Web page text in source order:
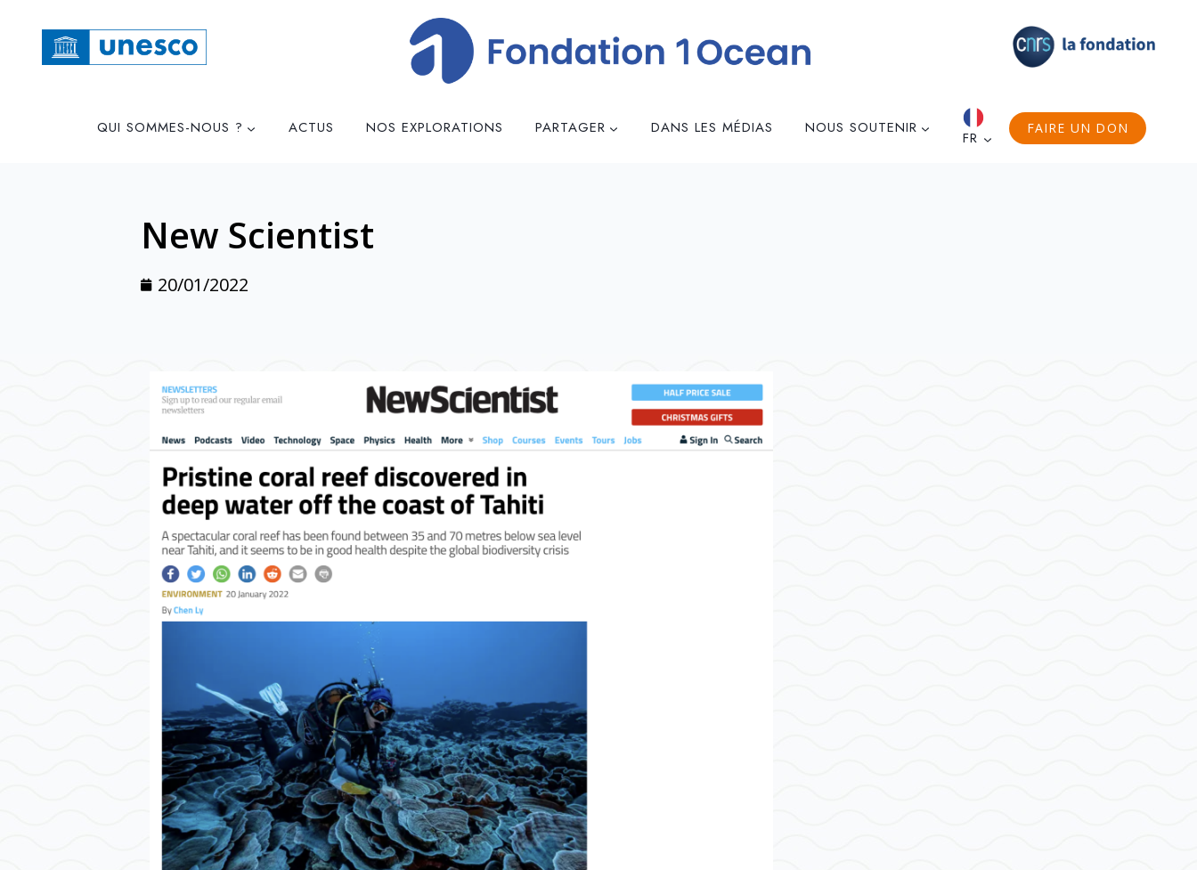
QUI SOMMES-NOUS ? ACTUS NOS EXPLORATIONS PARTAGER DANS LES MÉDIAS NOUS SOUTENIR
FR
FAIRE UN DON
New Scientist
20/01/2022